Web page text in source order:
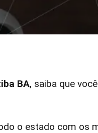
BA, saiba que
o estado com os